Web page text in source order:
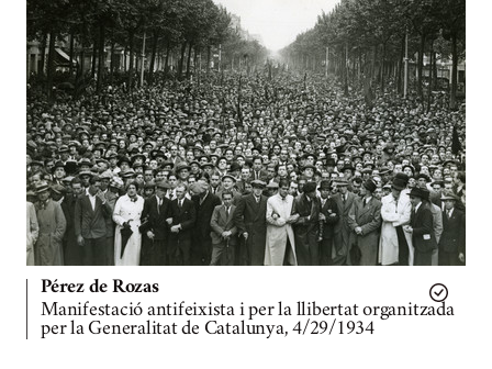
Pérez de Rozas
Manifestació antifeixista i per la llibertat organitzada
per la Generalitat de Catalunya, 4/29/1934